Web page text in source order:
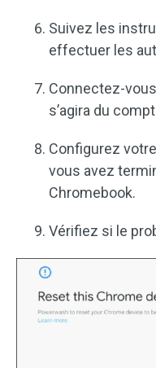
Suivez les
effectuer les
Connectez-
s’agira du
Configurez
vous avez
Chromebook.
Vérifiez si le